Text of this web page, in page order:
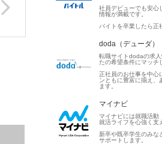
社員デビューでも安心
情報が満載です。
バイトを卒業したら正
doda（デューダ）
転職サイトdodaの求
たの希望条件にマッチ
正社員のお仕事を中心
ンともに豊富に揃え、
ます。
マイナビ
マイナビには就職活動
就活ライフを心強く支
新卒や既卒学生のみな
サポートします。